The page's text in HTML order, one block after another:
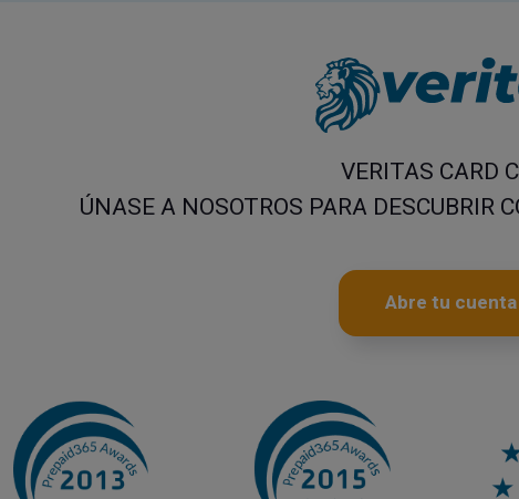
VERITAS CARD
ÚNASE A NOSOTROS PARA DESCUBRIR
Abre tu cuenta